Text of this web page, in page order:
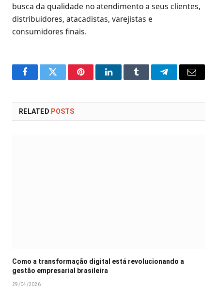
busca da qualidade no atendimento a seus clientes,
distribuidores, atacadistas, varejistas e
consumidores finais.
FacebookTwitter PinterestLinkedInTumblr TelegramEmail
RELATED POSTS
Como a transformação digital está revolucionando a
gestão empresarial brasileira
29/04/2026